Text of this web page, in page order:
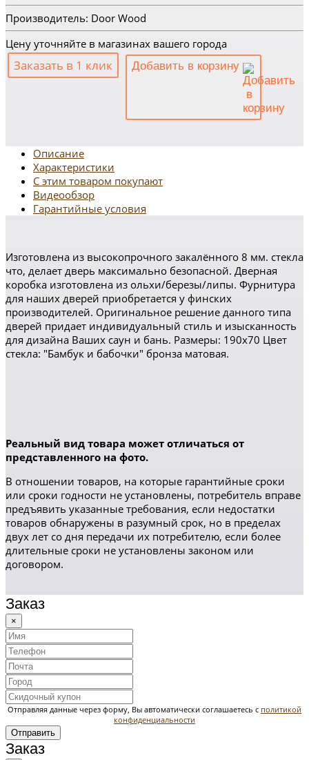
Производитель: Door Wood
Цену уточняйте в магазинах вашего города
Заказать в 1 клик Добавить в корзину
Описание
Характеристики
С этим товаром покупают
Видеообзор
Гарантийные условия
Изготовлена из высокопрочного закалённого 8 мм. стекла
что, делает дверь максимально безопасной. Дверная
коробка изготовлена из ольхи/березы/липы. Фурнитура
для наших дверей приобретается у финских
производителей. Оригинальное решение данного типа
дверей придает индивидуальный стиль и изысканность
для дизайна Ваших саун и бань. Размеры: 190х70 Цвет
стекла: "Бамбук и бабочки" бронза матовая.
Реальный вид товара может отличаться от
представленного на фото.
В отношении товаров, на которые гарантийные сроки
или сроки годности не установлены, потребитель вправе
предъявить указанные требования, если недостатки
товаров обнаружены в разумный срок, но в пределах
двух лет со дня передачи их потребителю, если более
длительные сроки не установлены законом или
договором.
Заказ
×
Отправляя данные через форму, Вы автоматически соглашаетесь с политикой
конфиденциальности
Отправить
Заказ